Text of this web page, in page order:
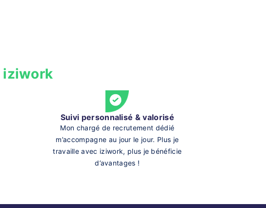
iziwork
Suivi personnalisé & valorisé
Mon chargé de recrutement dédié
m’accompagne au jour le jour. Plus je
travaille avec iziwork, plus je bénéficie
d’avantages !